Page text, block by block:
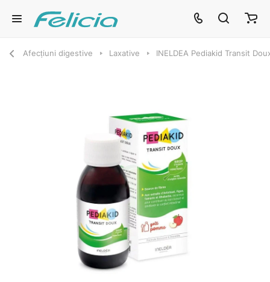
Afecțiuni digestive Laxative INELDEA Pediakid Transit